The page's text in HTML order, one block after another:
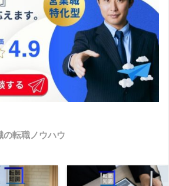
の転職ノウハウ